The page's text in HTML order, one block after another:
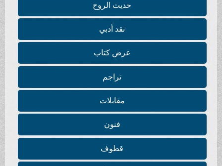
حديث الروح
نقد أدبي
عرض كتاب
تراجم
مقابلات
فنون
قطوف